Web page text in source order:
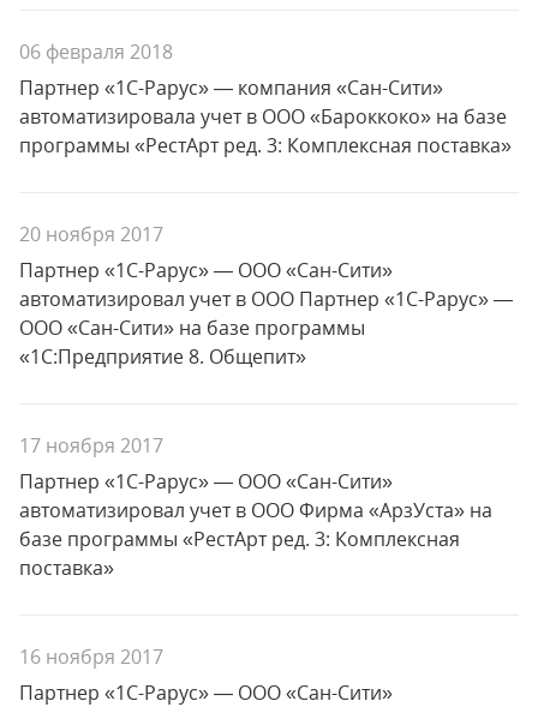
06 февраля 2018
Партнер «1С-Рарус» — компания «Сан-Сити»
автоматизировала учет в ООО «Бароккоко» на базе
программы «РестАрт ред. 3: Комплексная поставка»
20 ноября 2017
Партнер «1С-Рарус» — ООО «Сан-Сити»
автоматизировал учет в ООО Партнер «1С-Рарус» —
ООО «Сан-Сити» на базе программы
«1С:Предприятие 8. Общепит»
17 ноября 2017
Партнер «1С-Рарус» — ООО «Сан-Сити»
автоматизировал учет в ООО Фирма «АрзУста» на
базе программы «РестАрт ред. 3: Комплексная
поставка»
16 ноября 2017
Партнер «1С-Рарус» — ООО «Сан-Сити»